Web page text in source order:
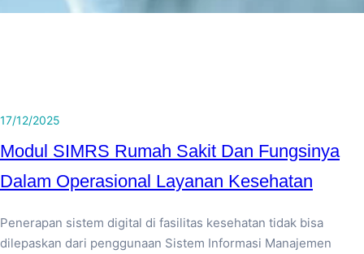
17/12/2025
Modul SIMRS Rumah Sakit Dan Fungsinya
Dalam Operasional Layanan Kesehatan
Penerapan sistem digital di fasilitas kesehatan tidak bisa
dilepaskan dari penggunaan Sistem Informasi Manajemen